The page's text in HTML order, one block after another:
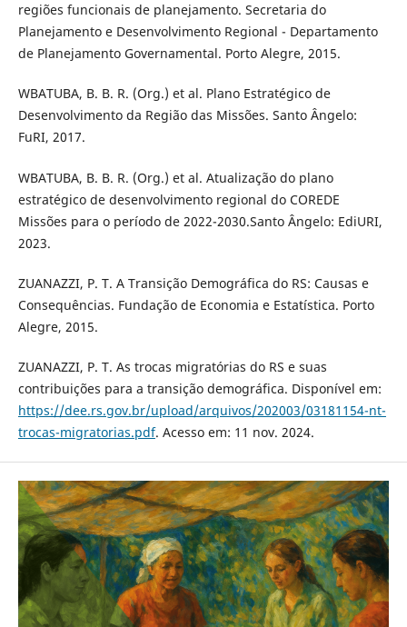
regiões funcionais de planejamento. Secretaria do
Planejamento e Desenvolvimento Regional - Departamento
de Planejamento Governamental. Porto Alegre, 2015.
WBATUBA, B. B. R. (Org.) et al. Plano Estratégico de
Desenvolvimento da Região das Missões. Santo Ângelo:
FuRI, 2017.
WBATUBA, B. B. R. (Org.) et al. Atualização do plano
estratégico de desenvolvimento regional do COREDE
Missões para o período de 2022-2030.Santo Ângelo: EdiURI,
2023.
ZUANAZZI, P. T. A Transição Demográfica do RS: Causas e
Consequências. Fundação de Economia e Estatística. Porto
Alegre, 2015.
ZUANAZZI, P. T. As trocas migratórias do RS e suas
contribuições para a transição demográfica. Disponível em:
https://dee.rs.gov.br/upload/arquivos/202003/03181154-nt-
trocas-migratorias.pdf. Acesso em: 11 nov. 2024.